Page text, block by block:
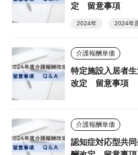
定 留意事項
2024年 2024年
介護報酬単価
特定施設入居者
改定 留意事項
介護報酬単価
認知症対応型共